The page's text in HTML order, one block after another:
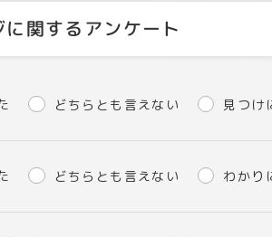
関するアンケート
どちらとも言えない 見つけ
どちらとも言えない わかり